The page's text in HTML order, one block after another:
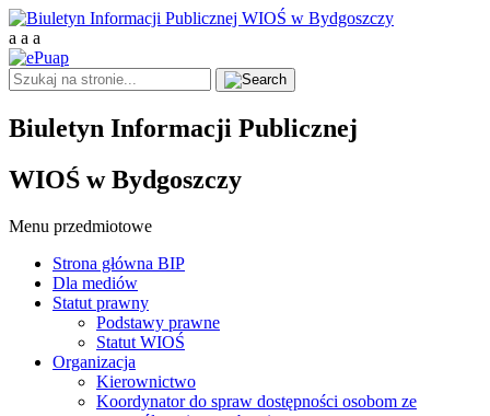
a a a
Biuletyn Informacji Publicznej
WIOŚ w Bydgoszczy
Menu przedmiotowe
Strona główna BIP
Dla mediów
Statut prawny
Podstawy prawne
Statut WIOŚ
Organizacja
Kierownictwo
Koordynator do spraw dostępności osobom ze